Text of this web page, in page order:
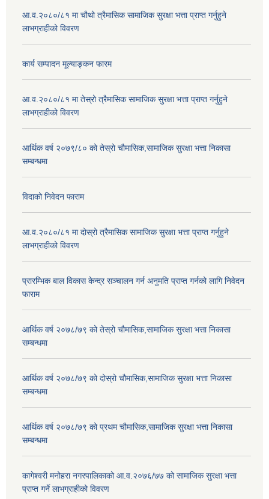
आ.व.२०८०/८१ मा चौथो त्रैमासिक सामाजिक सुरक्षा भत्ता प्राप्त गर्नुहुने
लाभग्राहीको विवरण
कार्य सम्पादन मूल्याङ्कन फारम
आ.व.२०८०/८१ मा तेस्रो त्रैमासिक सामाजिक सुरक्षा भत्ता प्राप्त गर्नुहुने
लाभग्राहीको विवरण
आर्थिक वर्ष २०७९/८० को तेस्रो चौमासिक,सामाजिक सुरक्षा भत्ता निकासा
सम्बन्धमा
विदाको निवेदन फाराम
आ.व.२०८०/८१ मा दोस्रो त्रैमासिक सामाजिक सुरक्षा भत्ता प्राप्त गर्नुहुने
लाभग्राहीको विवरण
प्रारम्भिक बाल विकास केन्द्र सञ्चालन गर्न अनुमति प्राप्त गर्नको लागि निवेदन
फाराम
आर्थिक वर्ष २०७८/७९ को तेस्रो चौमासिक,सामाजिक सुरक्षा भत्ता निकासा
सम्बन्धमा
आर्थिक वर्ष २०७८/७९ को दोस्रो चौमासिक,सामाजिक सुरक्षा भत्ता निकासा
सम्बन्धमा
आर्थिक वर्ष २०७८/७९ को प्रथम चौमासिक,सामाजिक सुरक्षा भत्ता निकासा
सम्बन्धमा
कागेश्वरी मनोहरा नगरपालिकाको आ.व.२०७६/७७ को सामाजिक सुरक्षा भत्ता
प्राप्त गर्ने लाभग्राहीको विवरण